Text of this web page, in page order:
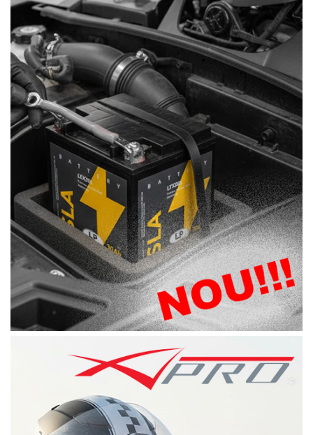
ARC Toba
Carburator
Evacuare
Filtre aer
FILTRU BENZINA
Injectoare
Pompa Benzina
Pompa Presiune
Robinet benzina
Sistem Alimentare
Sonda Combustibil
CFMOTO
Linhai
Piese Snowmobil
Plastice
Aparatoare
Sistem de Răcire